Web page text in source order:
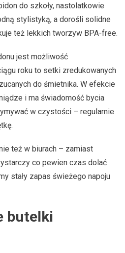
do szkoły, nastolatkowie
stylistyką, a dorośli solidne
też lekkich tworzyw BPA-free.
jest możliwość
roku to setki zredukowanych
do śmietnika. W efekcie
i ma świadomość bycia
w czystości – regularnie
też w biurach – zamiast
co pewien czas dolać
stały zapas świeżego napoju
butelki